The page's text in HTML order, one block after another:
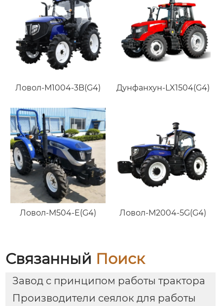
Ловол-M1004-3B(G4) Дунфанхун-LX1504(G4)
Ловол-M504-E(G4) Ловол-M2004-5G(G4)
Связанный Поиск
Завод с принципом работы трактора
Производители сеялок для работы